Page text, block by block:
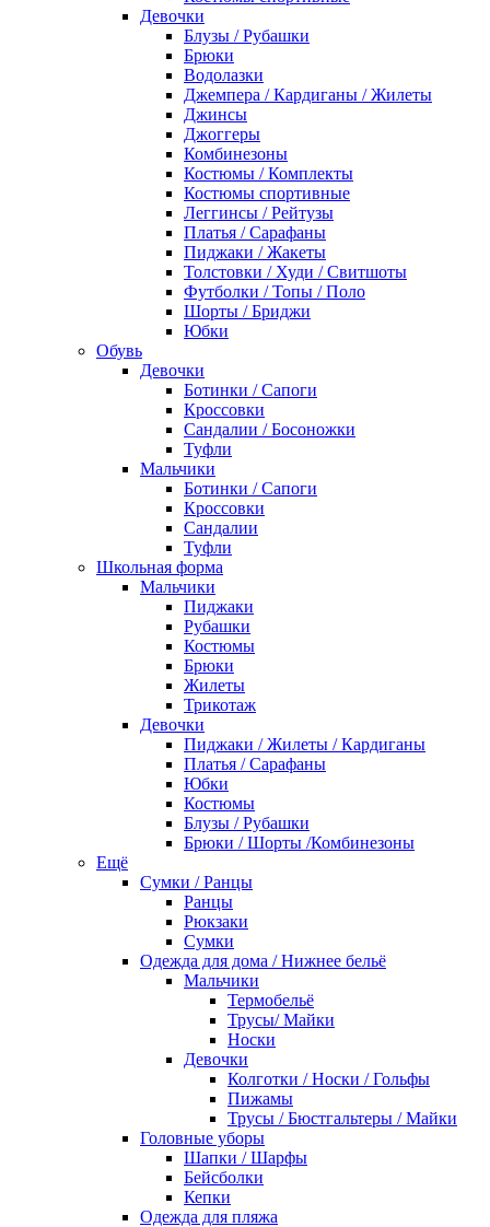
Девочки
Блузы / Рубашки
Брюки
Водолазки
Джемпера / Кардиганы / Жилеты
Джинсы
Джоггеры
Комбинезоны
Костюмы / Комплекты
Костюмы спортивные
Леггинсы / Рейтузы
Платья / Сарафаны
Пиджаки / Жакеты
Толстовки / Худи / Свитшоты
Футболки / Топы / Поло
Шорты / Бриджи
Юбки
Обувь
Девочки
Ботинки / Сапоги
Кроссовки
Сандалии / Босоножки
Туфли
Мальчики
Ботинки / Сапоги
Кроссовки
Сандалии
Туфли
Школьная форма
Мальчики
Пиджаки
Рубашки
Костюмы
Брюки
Жилеты
Трикотаж
Девочки
Пиджаки / Жилеты / Кардиганы
Платья / Сарафаны
Юбки
Костюмы
Блузы / Рубашки
Брюки / Шорты /Комбинезоны
Ещё
Сумки / Ранцы
Ранцы
Рюкзаки
Сумки
Одежда для дома / Нижнее бельё
Мальчики
Термобельё
Трусы/ Майки
Носки
Девочки
Колготки / Носки / Гольфы
Пижамы
Трусы / Бюстгальтеры / Майки
Головные уборы
Шапки / Шарфы
Бейсболки
Кепки
Одежда для пляжа